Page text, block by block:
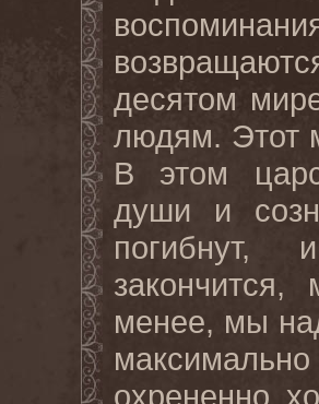
десятом
людям. Этот
В этом
души и
погибнут,
менее, мы
охрененно